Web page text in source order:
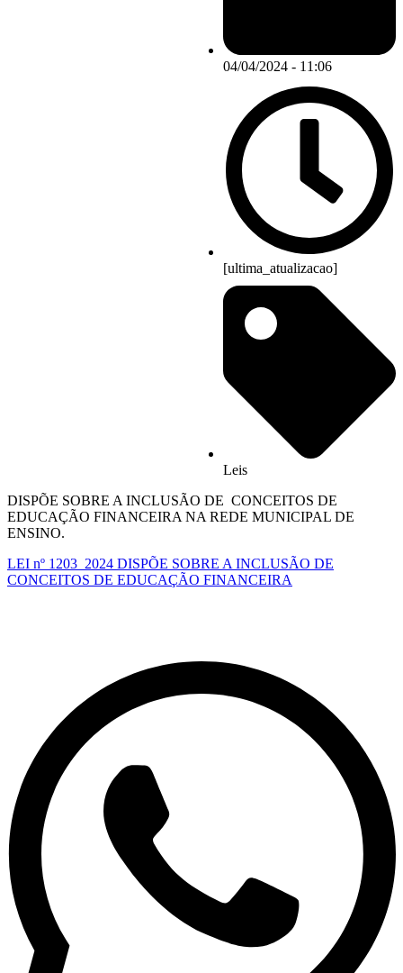
04/04/2024 - 11:06
[ultima_atualizacao]
Leis
DISPÕE SOBRE A INCLUSÃO DE CONCEITOS DE
EDUCAÇÃO FINANCEIRA NA REDE MUNICIPAL DE
ENSINO.
LEI nº 1203_2024 DISPÕE SOBRE A INCLUSÃO DE
CONCEITOS DE EDUCAÇÃO FINANCEIRA